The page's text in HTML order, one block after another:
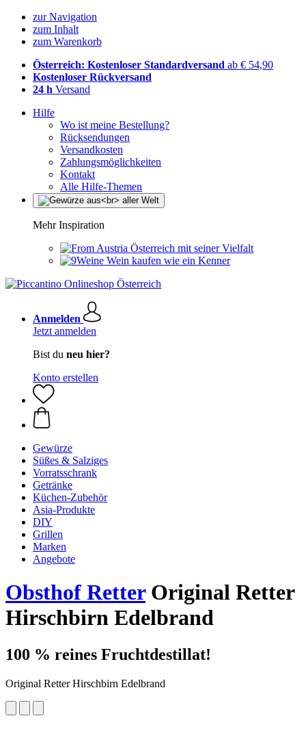
zur Navigation
zum Inhalt
zum Warenkorb
Österreich: Kostenloser Standardversand ab € 54,90
Kostenloser Rückversand
24 h Versand
Hilfe
Wo ist meine Bestellung?
Rücksendungen
Versandkosten
Zahlungsmöglichkeiten
Kontakt
Alle Hilfe-Themen
Mehr Inspiration
Österreich mit seiner Vielfalt
Wein kaufen wie ein Kenner
Anmelden
Jetzt anmelden
Bist du neu hier?
Konto erstellen
Gewürze
Süßes & Salziges
Vorratsschrank
Getränke
Küchen-Zubehör
Asia-Produkte
DIY
Grillen
Marken
Angebote
Obsthof RetterOriginal Retter
Hirschbirn Edelbrand
100 % reines Fruchtdestillat!
Original Retter Hirschbirn Edelbrand